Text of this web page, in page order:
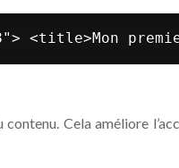
8"> <title>Mon
Cela améliore